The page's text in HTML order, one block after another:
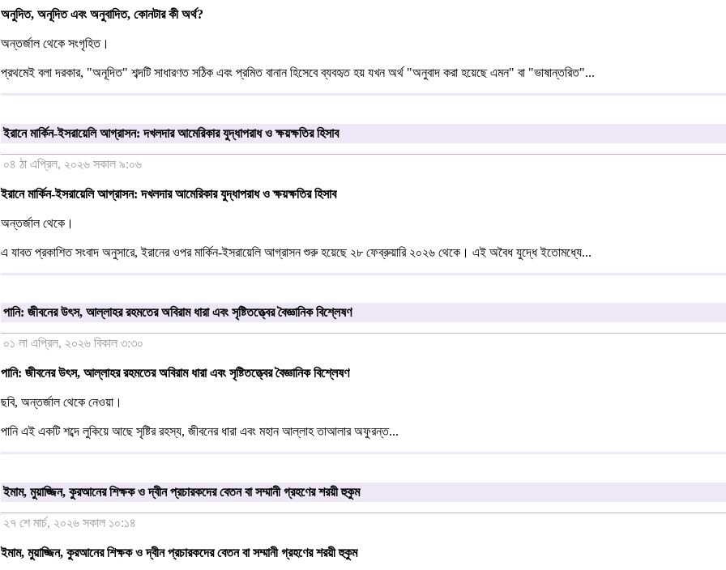
অনুদিত, অনূদিত এবং অনুবাদিত, কোনটার কী অর্থ?
অন্তর্জাল থেকে সংগৃহিত।
প্রথমেই বলা দরকার, "অনূদিত" শব্দটি সাধারণত সঠিক এবং প্রমিত বানান হিসেবে ব্যবহৃত হয় যখন অর্থ "অনুবাদ করা হয়েছে এমন" বা "ভাষান্তরিত"...
ইরানে মার্কিন-ইসরায়েলি আগ্রাসন: দখলদার আমেরিকার যুদ্ধাপরাধ ও ক্ষয়ক্ষতির হিসাব
০৪ ঠা এপ্রিল, ২০২৬ সকাল ৯:০৬
ইরানে মার্কিন-ইসরায়েলি আগ্রাসন: দখলদার আমেরিকার যুদ্ধাপরাধ ও ক্ষয়ক্ষতির হিসাব
অন্তর্জাল থেকে।
এ যাবত প্রকাশিত সংবাদ অনুসারে, ইরানের ওপর মার্কিন-ইসরায়েলি আগ্রাসন শুরু হয়েছে ২৮ ফেব্রুয়ারি ২০২৬ থেকে। এই অবৈধ যুদ্ধে ইতোমধ্যে...
পানি: জীবনের উৎস, আল্লাহর রহমতের অবিরাম ধারা এবং সৃষ্টিতত্ত্বের বৈজ্ঞানিক বিশ্লেষণ
০১ লা এপ্রিল, ২০২৬ বিকাল ৩:৩০
পানি: জীবনের উৎস, আল্লাহর রহমতের অবিরাম ধারা এবং সৃষ্টিতত্ত্বের বৈজ্ঞানিক বিশ্লেষণ
ছবি, অন্তর্জাল থেকে নেওয়া।
পানি এই একটি শব্দে লুকিয়ে আছে সৃষ্টির রহস্য, জীবনের ধারা এবং মহান আল্লাহ তাআলার অফুরন্ত...
ইমাম, মুয়াজ্জিন, কুরআনের শিক্ষক ও দ্বীন প্রচারকদের বেতন বা সম্মানী গ্রহণের শরয়ী হুকুম
২৭ শে মার্চ, ২০২৬ সকাল ১০:১৪
ইমাম, মুয়াজ্জিন, কুরআনের শিক্ষক ও দ্বীন প্রচারকদের বেতন বা সম্মানী গ্রহণের শরয়ী হুকুম